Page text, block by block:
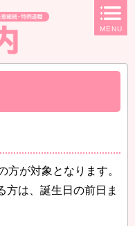
MENU
が対象となります。
方は、誕生日の前日ま